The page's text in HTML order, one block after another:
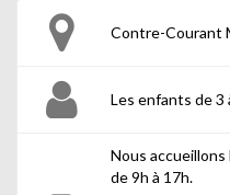
Contre-Courant
Les enfants de 3
Nous
de 9h à 17h.